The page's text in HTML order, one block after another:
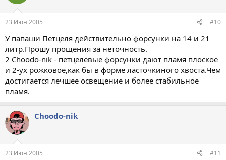
23 Июн 2005 #10
У папаши Петцеля действительно форсунки на 14 и 21
литр.Прошу прощения за неточность.
2 Choodo-nik - петцелёвые форсунки дают пламя плоское
и 2-ух рожковое,как бы в форме ласточкиного хвоста.Чем
достигается лечшее освещение и более стабильное
пламя.
Choodo-nik
23 Июн 2005 #11